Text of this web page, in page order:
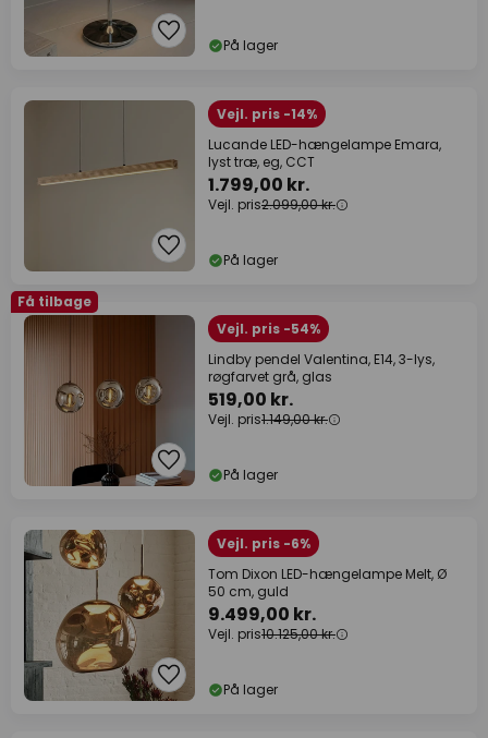
På lager
Vejl. pris -14%
Lucande LED-hængelampe Emara,
lyst træ, eg, CCT
1.799,00 kr.
Vejl. pris2.099,00 kr.
På lager
Få tilbage
Vejl. pris -54%
Lindby pendel Valentina, E14, 3-lys,
røgfarvet grå, glas
519,00 kr.
Vejl. pris1.149,00 kr.
På lager
Vejl. pris -6%
Tom Dixon LED-hængelampe Melt, Ø
50 cm, guld
9.499,00 kr.
Vejl. pris10.125,00 kr.
På lager